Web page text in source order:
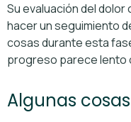
Su evaluación del dolor
hacer un seguimiento
cosas durante esta
progreso parece lento
Algunas